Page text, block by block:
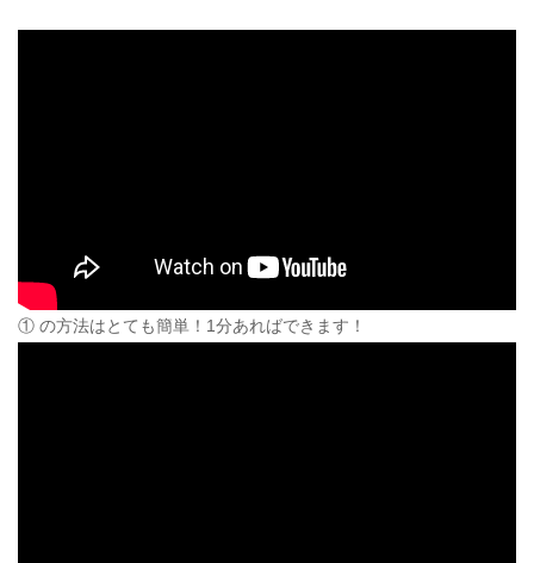
① の方法はとても簡単！1分あればできます！